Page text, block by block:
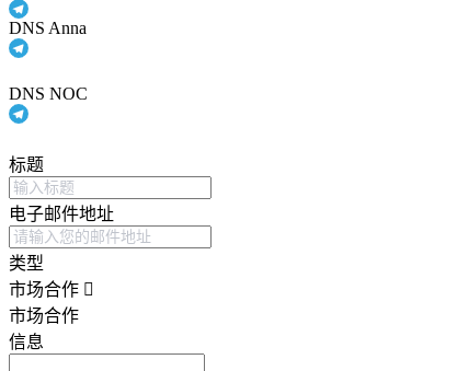
DNS Anna
DNS NOC
标题
电子邮件地址
类型
市场合作
市场合作
信息